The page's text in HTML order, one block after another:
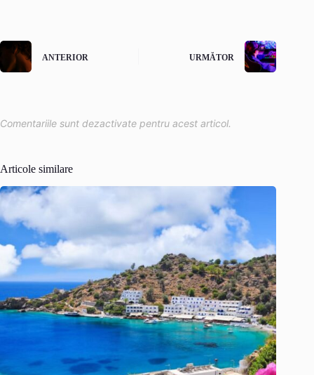
ANTERIOR URMĂTOR
Comentariile sunt dezactivate pentru acest articol.
Articole similare